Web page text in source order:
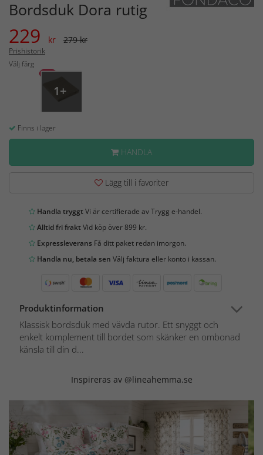
Bordsduk Dora rutig
229 kr 279 kr
Prishistorik
Välj färg
-18%
1+
Finns i lager
HANDLA
Lägg till i favoriter
Handla tryggtVi är certifierade av Trygg e-handel.
Alltid fri fraktVid köp över 899 kr.
Expressleverans Få ditt paket redan imorgon.
Handla nu, betala sen Välj faktura eller konto i kassan.
Produktinformation
Klassisk bordsduk med vävda rutor. Ett snyggt och
enkelt komplement till bordet som skänker en ombonad
känsla till din d...
Inspireras av @lineahemma.se